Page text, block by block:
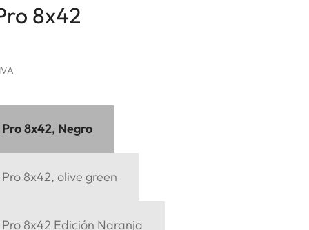
8x42
8x42, Negro
8x42, olive green
8x42 Edición Naranja